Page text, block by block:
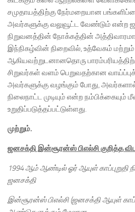
சமுதாயத்திற்கு நேர்மறையான
அவர்களுக்கு வலுவூட்ட வேண்டும் என்ற
நிறுவனத்தின் நோக்கத்தின்
இந்நிகழ்வின் நிறைவில், உத்வேகம்
ஆகியவற்றுடனானதொரு
சிறுவர்கள் வளம் பெறுவதற்கான
அவர்களுக்கு வழங்கும் போது,
நிலைநாட்ட முடியும் என்ற நம்பிக்கையும்
உறுதிப்படுத்தப்பட்டுள்ளது.
முற்றும்.
ஜனசக்தி இன்சூரன்ஸ் பிஎல்சி குறித்த
1994 ஆம் ஆண்டில் ஓர் ஆயுள் காப்புறுதி
ஜனசக்தி
இன்சூரன்ஸ் பிஎல்சி (ஜனசக்தி ஆயுள்